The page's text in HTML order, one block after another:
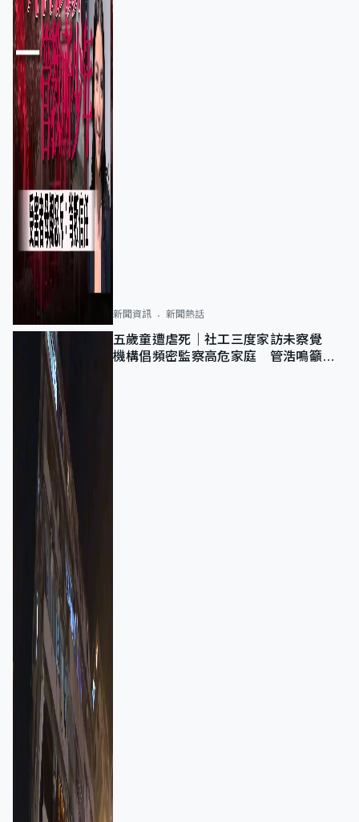
新聞資訊 新聞熱話
五歲童遭虐死｜社工三度家訪未察覺
機構倡頻密監察高危家庭 管浩鳴籲加